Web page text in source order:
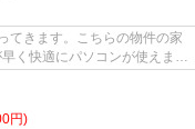
てきます。こちらの物件の家
く快適にパソコンが使えま
円)